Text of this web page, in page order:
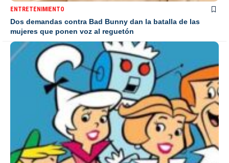
ENTRETENIMIENTO
Dos demandas contra Bad Bunny dan la batalla de las
mujeres que ponen voz al reguetón